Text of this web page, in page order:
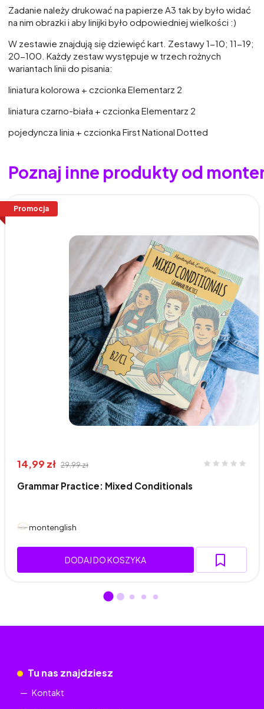
Zadanie należy drukować na papierze A3 tak by było widać
na nim obrazki i aby linijki było odpowiedniej wielkości :)
W zestawie znajdują się dziewięć kart. Zestawy 1-10; 11-19;
20-100. Każdy zestaw występuje w trzech rożnych
wariantach linii do pisania:
liniatura kolorowa + czcionka Elementarz 2
liniatura czarno-biała + czcionka Elementarz 2
pojedyncza linia + czcionka First National Dotted
Poznaj inne produkty od
Promocja
14,99 zł 29,99 zł
Grammar Practice: Mixed Conditionals
montenglish
DODAJ DO KOSZYKA
Tu nas znajdziesz
Kontakt